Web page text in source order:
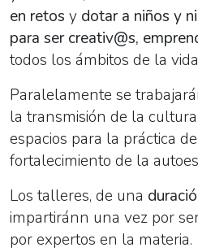
en retos y dotar a niños y
para ser creativ@s,
todos los ámbitos de la
Paralelamente se
la transmisión de la
espacios para la práctica
fortalecimiento de la
Los talleres, de una
impartiránn una vez por
por expertos en la materia.